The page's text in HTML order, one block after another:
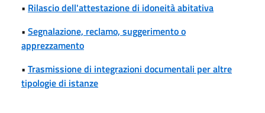
• Rilascio dell'attestazione di idoneità abitativa
• Segnalazione, reclamo, suggerimento o
apprezzamento
• Trasmissione di integrazioni documentali per altre
tipologie di istanze